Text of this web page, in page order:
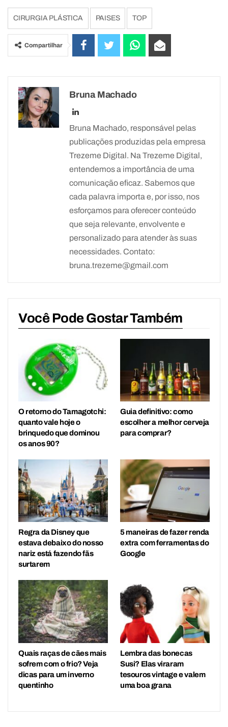
CIRURGIA PLÁSTICA PAISES TOP
Compartilhar
Bruna Machado
Bruna Machado, responsável pelas
publicações produzidas pela empresa
Trezeme Digital. Na Trezeme Digital,
entendemos a importância de uma
comunicação eficaz. Sabemos que
cada palavra importa e, por isso, nos
esforçamos para oferecer conteúdo
que seja relevante, envolvente e
personalizado para atender às suas
necessidades. Contato:
bruna.trezeme@gmail.com
Você Pode Gostar Também
O retorno do Tamagotchi:
quanto vale hoje o
brinquedo que dominou
os anos 90?
Guia definitivo: como
escolher a melhor cerveja
para comprar?
Regra da Disney que
estava debaixo do nosso
nariz está fazendo fãs
surtarem
5 maneiras de fazer renda
extra com ferramentas do
Google
Quais raças de cães mais
sofrem com o frio? Veja
dicas para um inverno
quentinho
Lembra das bonecas
Susi? Elas viraram
tesouros vintage e valem
uma boa grana